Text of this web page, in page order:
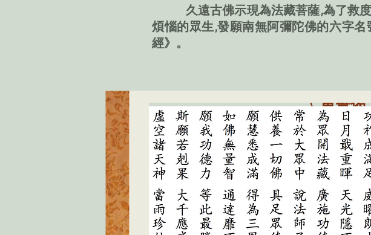
〈 重誓偈
久遠古佛示現為法藏菩薩,為了救
煩惱的眾生,發願南無阿彌陀佛的六字
經》。